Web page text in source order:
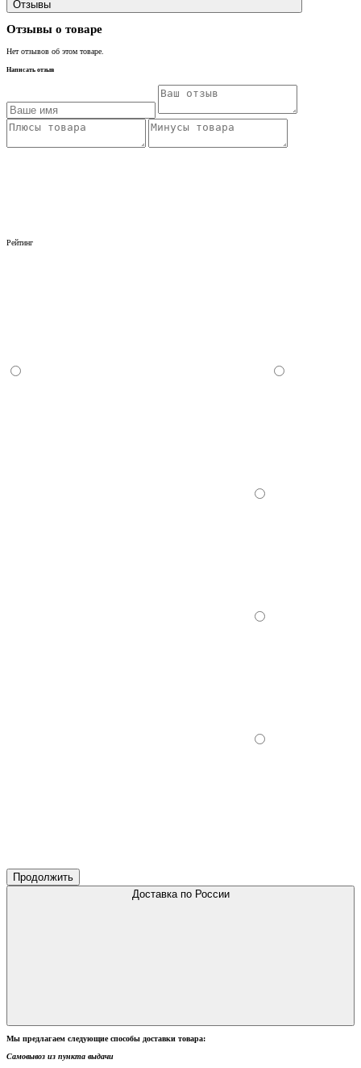
Отзывы
Отзывы о товаре
Нет отзывов об этом товаре.
Написать отзыв
Рейтинг
Продолжить
Доставка по России
Мы предлагаем следующие способы доставки товара:
Самовывоз из пункта выдачи